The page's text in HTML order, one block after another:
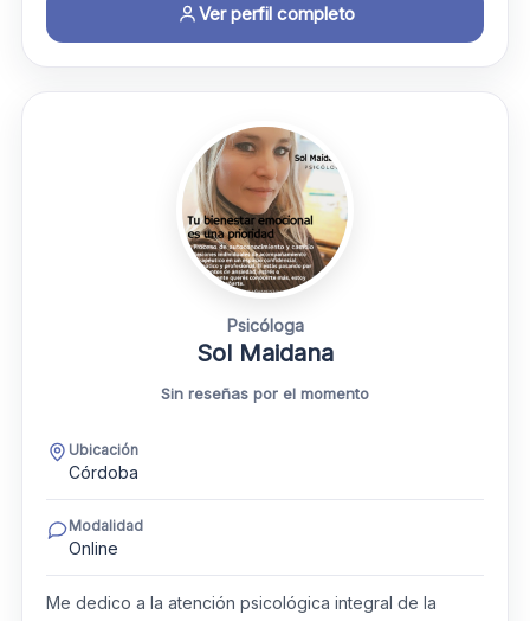
Ver perfil completo
Psicóloga
Sol Maidana
Sin reseñas por el momento
Ubicación
Córdoba
Modalidad
Online
Me dedico a la atención psicológica integral de la